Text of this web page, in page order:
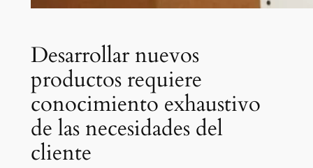
Desarrollar nuevos
productos requiere
conocimiento exhaustivo
de las necesidades del
cliente